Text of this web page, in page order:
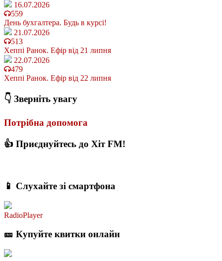
16.07.2026
559
День бухгалтера. Будь в курсі!
21.07.2026
513
Хеппі Ранок. Ефір від 21 липня
22.07.2026
479
Хеппі Ранок. Ефір від 22 липня
👇 Зверніть увагу
Потрібна допомога
👍 Приєднуйтесь до Хіт FM!
📱 Слухайте зі смартфона
RadioPlayer
🎫 Купуйте квитки онлайн